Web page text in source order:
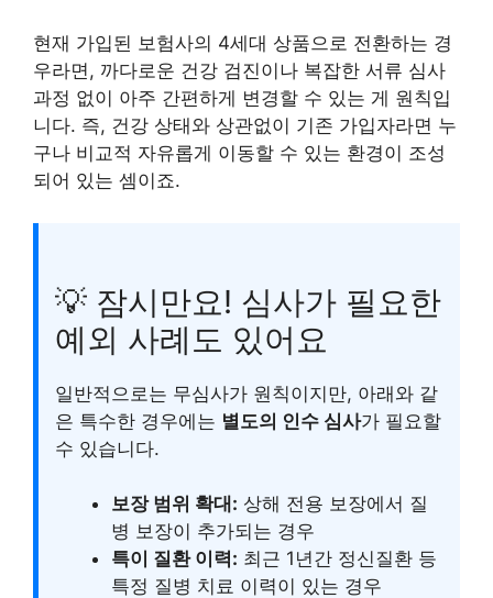
현재 가입된 보험사의 4세대 상품으로 전환하는 경
우라면, 까다로운 건강 검진이나 복잡한 서류 심사
과정 없이 아주 간편하게 변경할 수 있는 게 원칙입
니다. 즉, 건강 상태와 상관없이 기존 가입자라면 누
구나 비교적 자유롭게 이동할 수 있는 환경이 조성
되어 있는 셈이죠.
💡 잠시만요! 심사가 필요한
예외 사례도 있어요
일반적으로는 무심사가 원칙이지만, 아래와 같
은 특수한 경우에는 별도의 인수 심사가 필요할
수 있습니다.
보장 범위 확대: 상해 전용 보장에서 질
병 보장이 추가되는 경우
특이 질환 이력: 최근 1년간 정신질환 등
특정 질병 치료 이력이 있는 경우